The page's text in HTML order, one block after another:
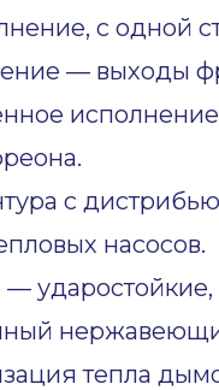
с одной
— выходы
с
насосов.
ударостойкие,
тепла